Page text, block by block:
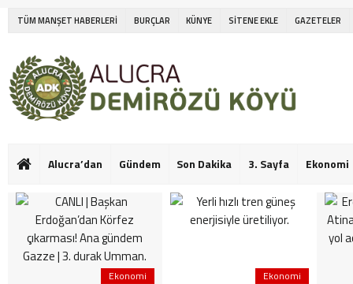
TÜM MANŞET HABERLERİ BURÇLAR KÜNYE SİTENE EKLE GAZETELER
Alucra’dan Gündem Son Dakika 3. Sayfa Ekonomi
Ekonomi Ekonomi